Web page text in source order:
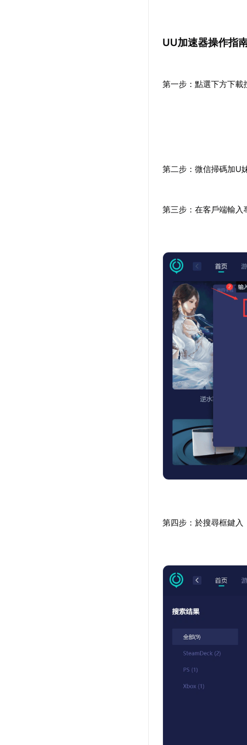
UU加速器操作指
第一步：點選下方下載
第二步：微信掃碼加U
第三步：在客戶端輸入
第四步：於搜尋框鍵入